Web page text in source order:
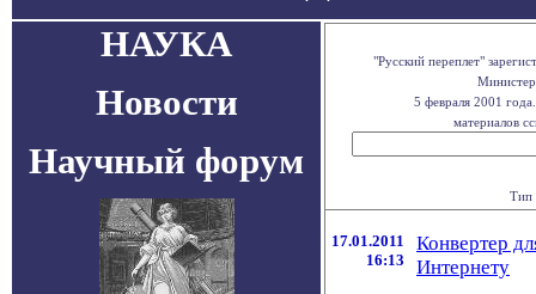
НАУКА
Новости
Научный форум
"Русский переплет"
5 февраля 2001
материалов
Тип
17.01.2011
16:13
Конвертер
Интернету